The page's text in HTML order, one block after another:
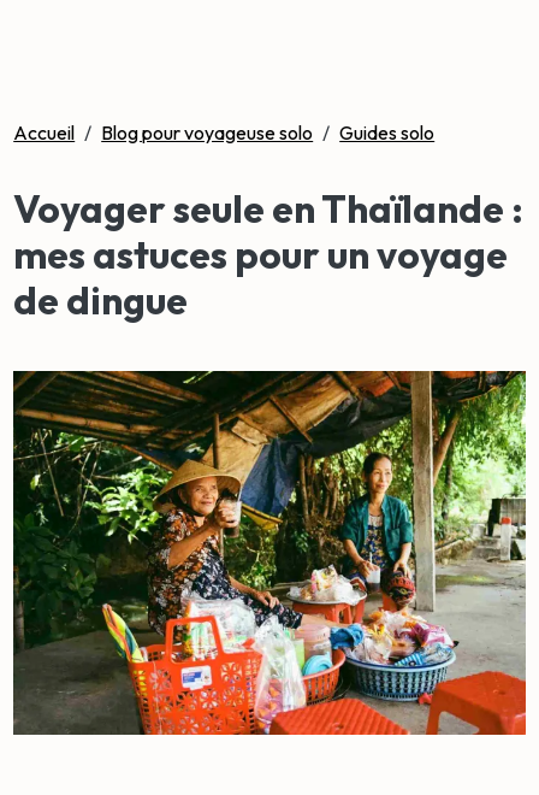
Accueil / Blog pour voyageuse solo / Guides solo
Voyager seule en Thaïlande :
mes astuces pour un voyage
de dingue